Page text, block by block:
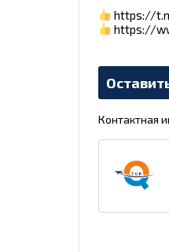
https://
https://
Контактная